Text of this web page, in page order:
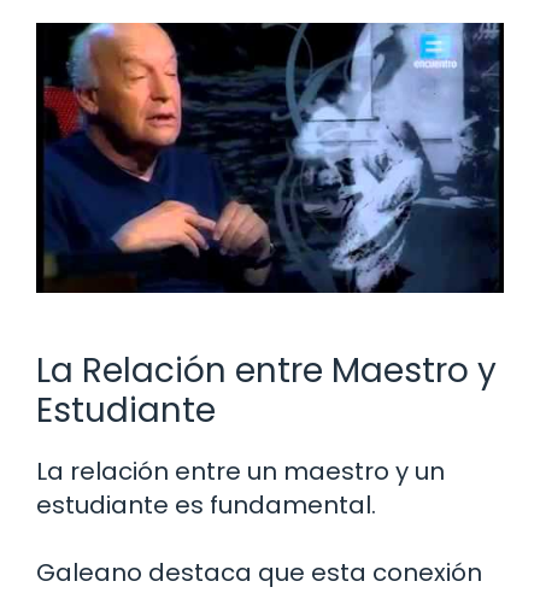
La Relación entre Maestro y
Estudiante
La relación entre un maestro y un
estudiante es fundamental.
Galeano destaca que esta conexión